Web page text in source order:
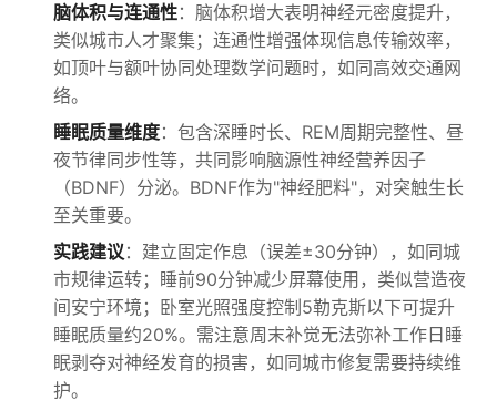
脑体积与连通性：脑体积增大表明神经元密度提升，
类似城市人才聚集；连通性增强体现信息传输效率，
如顶叶与额叶协同处理数学问题时，如同高效交通网
络。
睡眠质量维度：包含深睡时长、REM周期完整性、昼
夜节律同步性等，共同影响脑源性神经营养因子
（BDNF）分泌。BDNF作为"神经肥料"，对突触生长
至关重要。
实践建议：建立固定作息（误差±30分钟），如同城
市规律运转；睡前90分钟减少屏幕使用，类似营造夜
间安宁环境；卧室光照强度控制5勒克斯以下可提升
睡眠质量约20%。需注意周末补觉无法弥补工作日睡
眠剥夺对神经发育的损害，如同城市修复需要持续维
护。